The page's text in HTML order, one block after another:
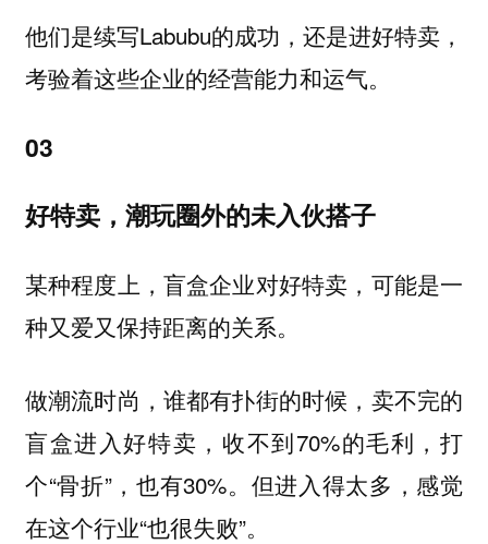
他们是续写Labubu的成功，还是进好特卖，
考验着这些企业的经营能力和运气。
03
好特卖，潮玩圈外的未入伙搭子
某种程度上，盲盒企业对好特卖，可能是一
种又爱又保持距离的关系。
做潮流时尚，谁都有扑街的时候， 卖不完的
盲盒进入好特卖，收不到70%的毛利，打
个“骨折”，也有30%。但进入得太多，感觉
在这个行业“也很失败”。